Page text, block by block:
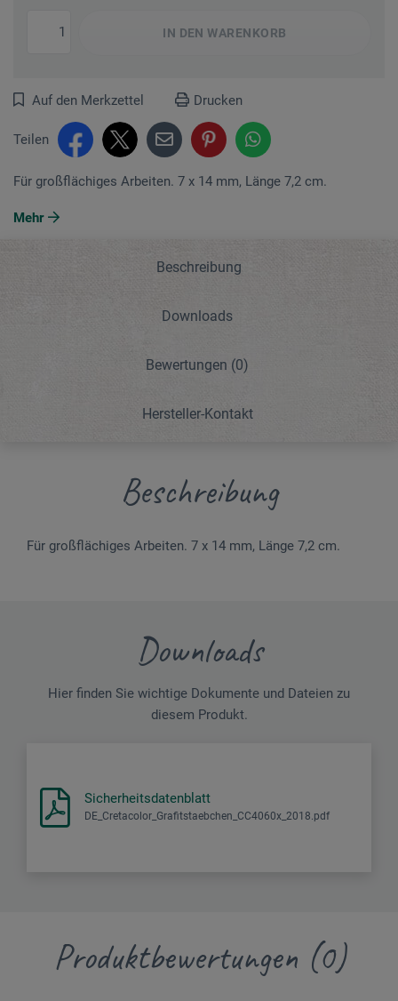
IN DEN WARENKORB
Auf den Merkzettel Drucken
Teilen
Für großflächiges Arbeiten. 7 x 14 mm, Länge 7,2 cm.
Mehr
Beschreibung
Downloads
Bewertungen (0)
Hersteller-Kontakt
Beschreibung
Für großflächiges Arbeiten. 7 x 14 mm, Länge 7,2 cm.
Downloads
Hier finden Sie wichtige Dokumente und Dateien zu
diesem Produkt.
Sicherheitsdatenblatt
DE_Cretacolor_Grafitstaebchen_CC4060x_2018.pdf
Produktbewertungen (0)